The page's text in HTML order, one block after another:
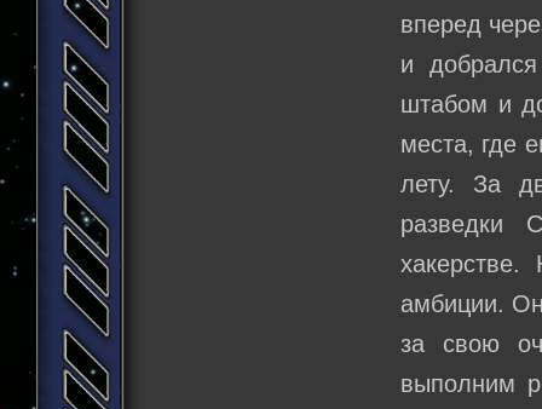
вперед
и
штабом и
места, где
лету. За
разведки
амбиции.
за свою
выполним